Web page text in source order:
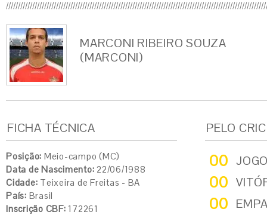
MARCONI RIBEIRO SOUZA
(MARCONI)
FICHA TÉCNICA
Posição: Meio-campo (MC)
Data de Nascimento: 22/06/1988
Cidade: Teixeira de Freitas - BA
País: Brasil
Inscrição CBF: 172261
PELO
00
00
00